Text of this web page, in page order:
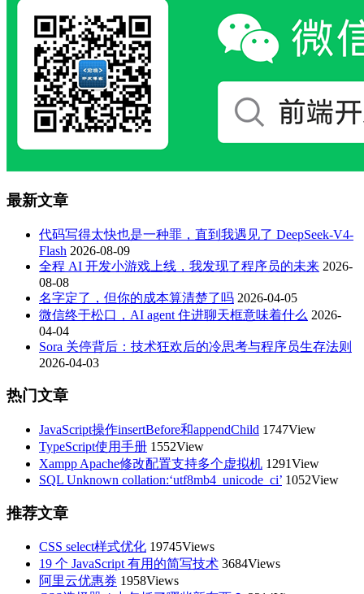
最新文章
代码写得太快也是一种罪，直到我遇见了 DeepSeek-V4-
Flash 2026-08-09
全程 AI 开发小游戏上线，我发现了程序员的未来 2026-
08-08
名字定了，但你的成本算清楚了吗 2026-04-05
微信终于松口，AI agent 住进聊天框意味着什么 2026-
04-04
Sora 关停背后：技术狂欢后的冷思考与程序员生存法则
2026-04-03
热门文章
JavaScript操作insertBefore和appendChild 1747View
TypeScript使用手册 1552View
Xampp Apache修改配置支持多个虚拟机 1291View
SQL Unknown collation:‘utf8mb4_unicode_ci’ 1052View
推荐文章
CSS select样式优化 19745Views
19 个 JavaScript 有用的简写技术 3684Views
阿里云优惠券 1958Views